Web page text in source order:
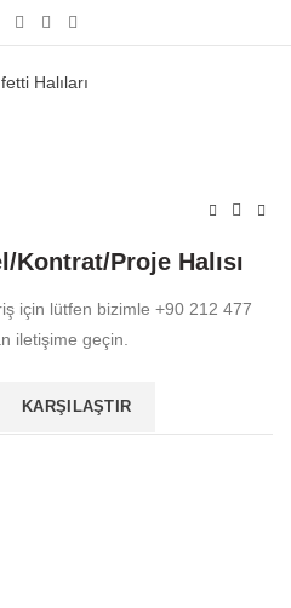
Proje Halısı
için lütfen bizimle +90 212 477
iletişime geçin.
KARŞILAŞTIR